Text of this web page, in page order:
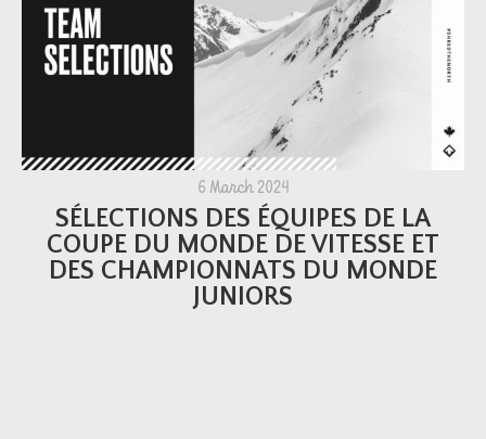
6 March 2024
SÉLECTIONS DES ÉQUIPES DE LA
COUPE DU MONDE DE VITESSE ET
DES CHAMPIONNATS DU MONDE
JUNIORS